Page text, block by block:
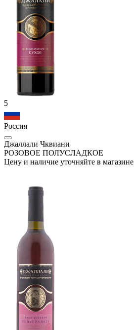
5
Россия
Джаллали Чквиани
РОЗОВОЕ ПОЛУСЛАДКОЕ
Цену и наличие уточняйте в магазине